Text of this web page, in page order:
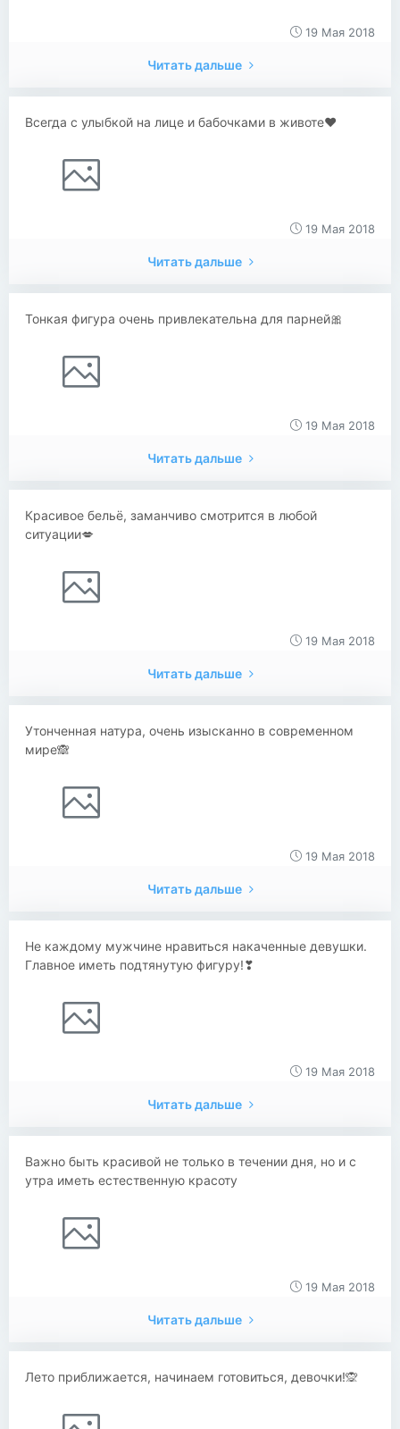
19 Мая 2018
Читать дальше
Всегда с улыбкой на лице и бабочками в животе❤️
19 Мая 2018
Читать дальше
Тонкая фигура очень привлекательна для парней🎀
19 Мая 2018
Читать дальше
Красивое бельё, заманчиво смотрится в любой
ситуации💋
19 Мая 2018
Читать дальше
Утонченная натура, очень изысканно в современном
мире🙈
19 Мая 2018
Читать дальше
Не каждому мужчине нравиться накаченные девушки.
Главное иметь подтянутую фигуру!❣
19 Мая 2018
Читать дальше
Важно быть красивой не только в течении дня, но и с
утра иметь естественную красоту
19 Мая 2018
Читать дальше
Лето приближается, начинаем готовиться, девочки!🙊